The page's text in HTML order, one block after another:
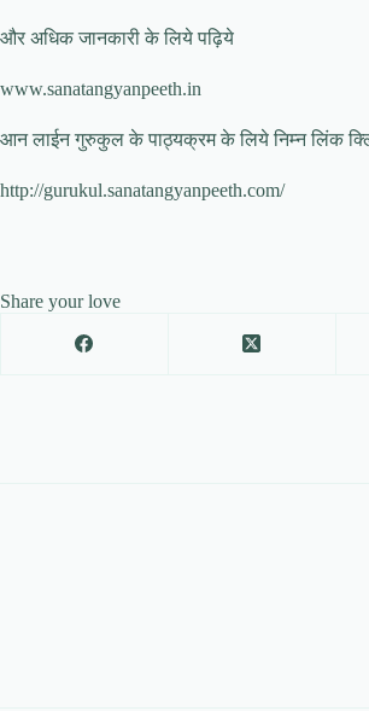
और अधिक जानकारी के लिये पढ़िये
www.sanatangyanpeeth.in
आन लाईन गुरुकुल के पाठ्यक्रम के लिये निम्न लिंक
http://gurukul.sanatangyanpeeth.com/
Share your love